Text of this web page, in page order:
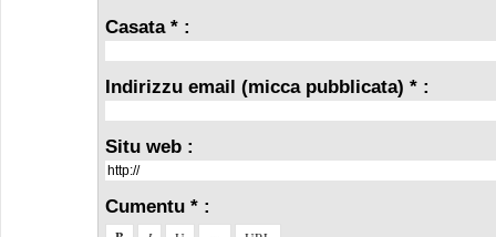
Casata * :
Indirizzu email (micca pubblicata) * :
Situ web :
Cumentu * :